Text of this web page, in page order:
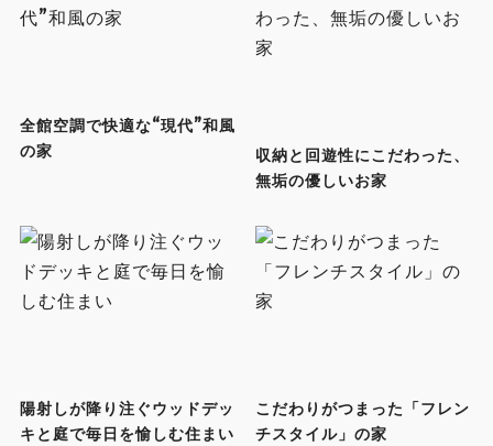
全館空調で快適な“現代”和風
の家
収納と回遊性にこだわった、
無垢の優しいお家
陽射しが降り注ぐウッドデッ
キと庭で毎日を愉しむ住まい
こだわりがつまった「フレン
チスタイル」の家